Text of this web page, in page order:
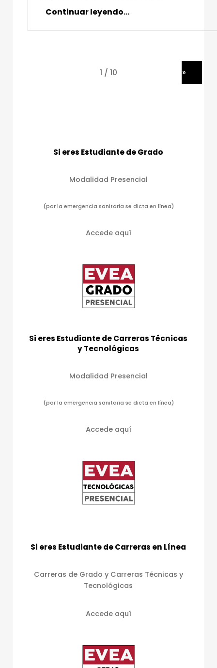
Continuar leyendo“La investigación criminal, una mirada con enfoque interdisciplinar y de derechos humanos”
…
»
Si eres Estudiante de Grado
Modalidad Presencial
(por la emergencia sanitaria se dicta en línea)
Accede aquí
Si eres Estudiante de Carreras Técnicas
y Tecnológicas
Modalidad Presencial
(por la emergencia sanitaria se dicta en línea)
Accede aquí
Si eres Estudiante de Carreras en Línea
Carreras de Grado y Carreras Técnicas y
Tecnológicas
Accede aquí